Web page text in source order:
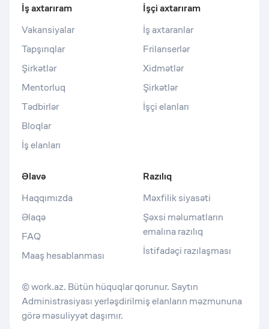
İş axtarıram
Vakansiyalar
Tapşırıqlar
Şirkətlər
Mentorluq
Tədbirlər
Bloqlar
İş elanları
İşçi axtarıram
İş axtaranlar
Frilanserlər
Xidmətlər
Şirkətlər
İşçi elanları
Əlavə
Haqqımızda
Əlaqə
FAQ
Maaş hesablanması
Razılıq
Məxfilik siyasəti
Şəxsi məlumatların
emalına razılıq
İstifadəçi razılaşması
© work.az. Bütün hüquqlar qorunur. Saytın
Administrasiyası yerləşdirilmiş elanların məzmununa
görə məsuliyyət daşımır.